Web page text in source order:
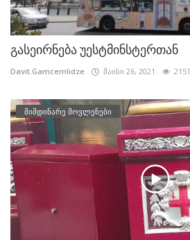
გასეირნება უესტმინსტერთან
Davit.Gamcemlidze მაისი 26, 2021 2151
მიმდინარე მოვლენები